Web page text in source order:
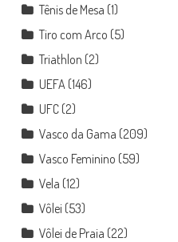
Tênis de Mesa (1)
Tiro com Arco (5)
Triathlon (2)
UEFA (146)
UFC(2)
Vasco da Gama (209)
Vasco Feminino (59)
Vela (12)
Vôlei (53)
Vôlei de Praia (22)